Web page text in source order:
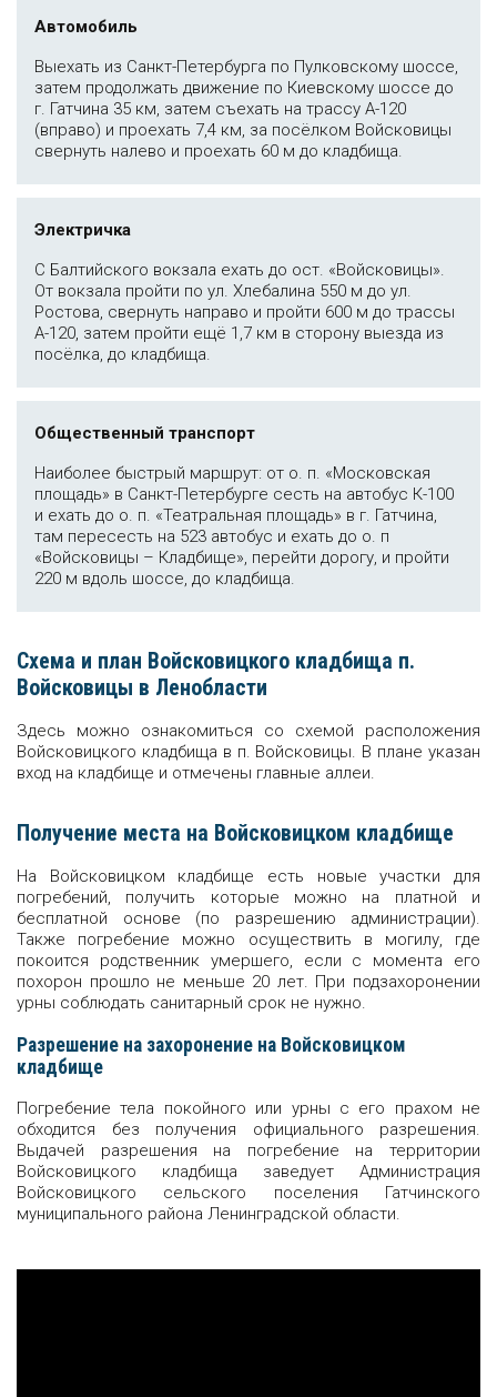
Автомобиль
Выехать из Санкт-Петербурга по Пулковскому шоссе,
затем продолжать движение по Киевскому шоссе до
г. Гатчина 35 км, затем съехать на трассу А-120
(вправо) и проехать 7,4 км, за посёлком Войсковицы
свернуть налево и проехать 60 м до кладбища.
Электричка
С Балтийского вокзала ехать до ост. «Войсковицы».
От вокзала пройти по ул. Хлебалина 550 м до ул.
Ростова, свернуть направо и пройти 600 м до трассы
А-120, затем пройти ещё 1,7 км в сторону выезда из
посёлка, до кладбища.
Общественный транспорт
Наиболее быстрый маршрут: от о. п. «Московская
площадь» в Санкт-Петербурге сесть на автобус К-100
и ехать до о. п. «Театральная площадь» в г. Гатчина,
там пересесть на 523 автобус и ехать до о. п
«Войсковицы – Кладбище», перейти дорогу, и пройти
220 м вдоль шоссе, до кладбища.
Схема и план Войсковицкого кладбища п.
Войсковицы в Ленобласти
Здесь можно ознакомиться со схемой расположения
Войсковицкого кладбища в п. Войсковицы. В плане указан
вход на кладбище и отмечены главные аллеи.
Получение места на Войсковицком кладбище
На Войсковицком кладбище есть новые участки для
погребений, получить которые можно на платной и
бесплатной основе (по разрешению администрации).
Также погребение можно осуществить в могилу, где
покоится родственник умершего, если с момента его
похорон прошло не меньше 20 лет. При подзахоронении
урны соблюдать санитарный срок не нужно.
Разрешение на захоронение на Войсковицком
кладбище
Погребение тела покойного или урны с его прахом не
обходится без получения официального разрешения.
Выдачей разрешения на погребение на территории
Войсковицкого кладбища заведует Администрация
Войсковицкого сельского поселения Гатчинского
муниципального района Ленинградской области.